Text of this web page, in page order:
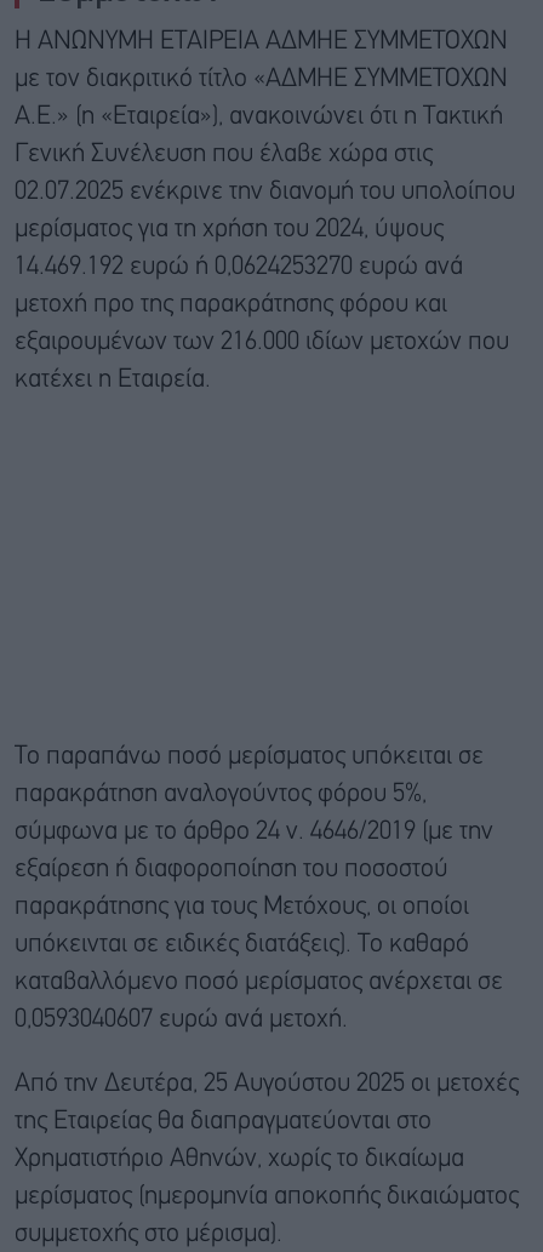
Η ΑΝΩΝΥΜΗ ΕΤΑΙΡΕΙΑ ΑΔΜΗΕ ΣΥΜΜΕΤΟΧΩΝ
με τον διακριτικό τίτλο «ΑΔΜΗΕ ΣΥΜΜΕΤΟΧΩΝ
Α.Ε.» (η «Εταιρεία»), ανακοινώνει ότι η Τακτική
Γενική Συνέλευση που έλαβε χώρα στις
02.07.2025 ενέκρινε την διανομή του υπολοίπου
μερίσματος για τη χρήση του 2024, ύψους
14.469.192 ευρώ ή 0,0624253270 ευρώ ανά
μετοχή προ της παρακράτησης φόρου και
εξαιρουμένων των 216.000 ιδίων μετοχών που
κατέχει η Εταιρεία.
Το παραπάνω ποσό μερίσματος υπόκειται σε
παρακράτηση αναλογούντος φόρου 5%,
σύμφωνα με το άρθρο 24 ν. 4646/2019 (με την
εξαίρεση ή διαφοροποίηση του ποσοστού
παρακράτησης για τους Μετόχους, οι οποίοι
υπόκεινται σε ειδικές διατάξεις). Το καθαρό
καταβαλλόμενο ποσό μερίσματος ανέρχεται σε
0,0593040607 ευρώ ανά μετοχή.
Από την Δευτέρα, 25 Αυγούστου 2025 οι μετοχές
της Εταιρείας θα διαπραγματεύονται στο
Χρηματιστήριο Αθηνών, χωρίς το δικαίωμα
μερίσματος (ημερομηνία αποκοπής δικαιώματος
συμμετοχής στο μέρισμα).